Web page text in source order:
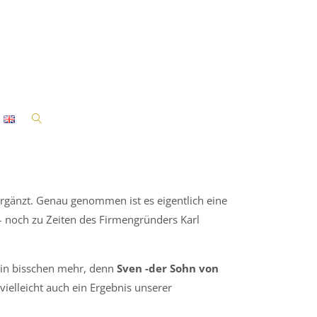
Genau genommen ist es eigentlich eine
zu Zeiten des Firmengründers Karl
bisschen mehr, denn Sven -der Sohn von
auch ein Ergebnis unserer